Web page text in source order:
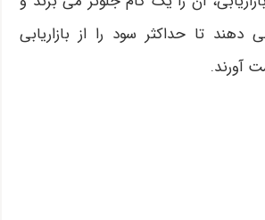
تا حداکثر سود را از بازاریابی
آورند.